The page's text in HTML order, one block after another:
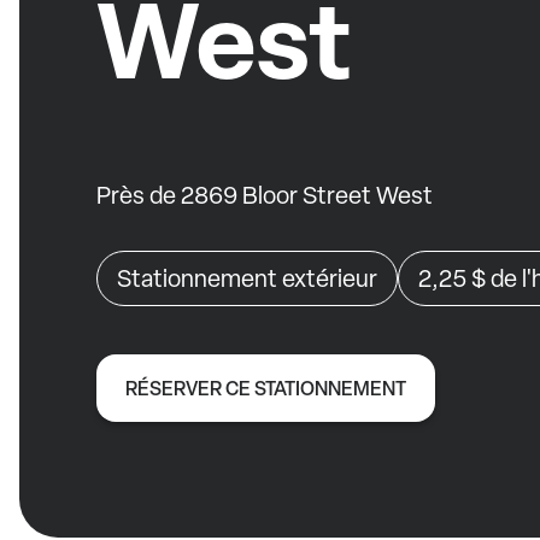
West
Près de 2869 Bloor Street West
Stationnement extérieur 2,25 $de
RÉSERVER CE STATIONNEMENT